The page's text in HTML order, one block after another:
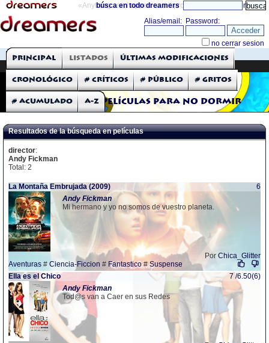
«Anything can happen and it probably will» directorio
búsca en todo dreamers
THE DREAMERS
Críticas: Películas
Películas para no dormir
Principal Listados Últimas modificaciones
Cronológico # Críticos # Público # Gritos
# Acumulado A-Z
Resultados de la búsqueda en películas
director:
Andy Fickman
Total: 2
La Montaña Embrujada (2009)
6
Andy Fickman
Mi hermano y yo no somos de vuestro planeta.
Por Chica_Glitter
Aventuras # Ciencia-Ficcion # Fantastico#Suspense
Ella es el Chico
7 /6.50(6)
Andy Fickman
Tod@s van a Caer en sus Redes